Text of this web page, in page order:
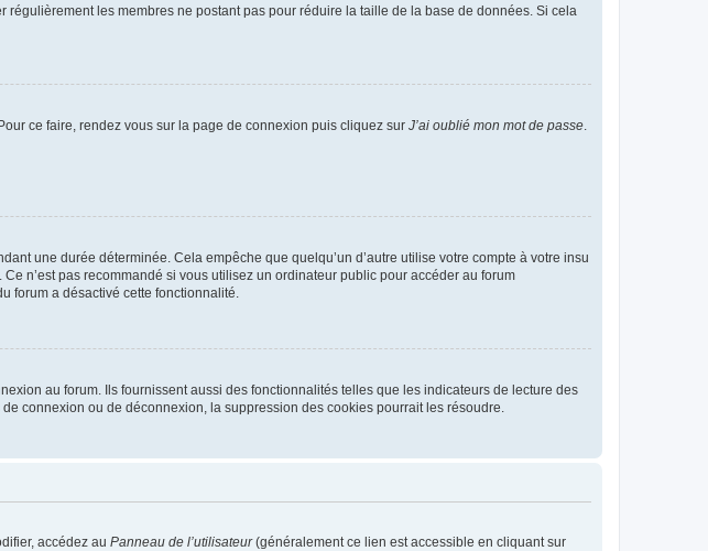
régulièrement les membres ne postant pas pour réduire la taille de la base de données. Si cela
ce faire, rendez vous sur la page de connexion puis cliquez sur J’ai oublié mon mot de passe.
une durée déterminée. Cela empêche que quelqu’un d’autre utilise votre compte à votre insu
Ce n’est pas recommandé si vous utilisez un ordinateur public pour accéder au forum
forum a désactivé cette fonctionnalité.
au forum. Ils fournissent aussi des fonctionnalités telles que les indicateurs de lecture des
connexion ou de déconnexion, la suppression des cookies pourrait les résoudre.
accédez au Panneau de l’utilisateur(généralement ce lien est accessible en cliquant sur